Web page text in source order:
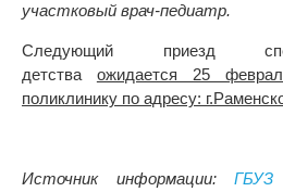
участковый врач-педиатр.
Следующий приезд
детства ожидается 25
поликлинику по адресу:
Источник информации: ГБУЗ